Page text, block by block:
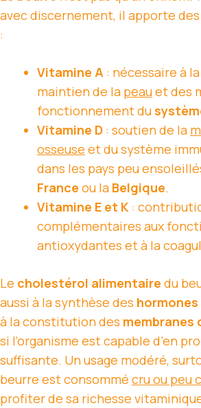
avec discernement, il apporte
:
Vitamine A : nécessaire à la
maintien de la peauet des
fonctionnement du
Vitamine D : soutien de la
osseuse et du système
dans les pays peu
France ou la Belgique.
Vitamine E et K :
complémentaires aux
antioxydantes et à la
Le cholestérol alimentaire du
aussi à la synthèse des
à la constitution des membranes
si l’organisme est capable d’en
suffisante. Un usage modéré,
beurre est consommé cru ou peu
profiter de sa richesse